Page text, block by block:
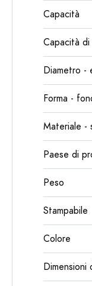
Capacità
Capacità di
Diametro -
Forma -
Materiale -
Paese di
Peso
Stampabile
Colore
Dimensioni